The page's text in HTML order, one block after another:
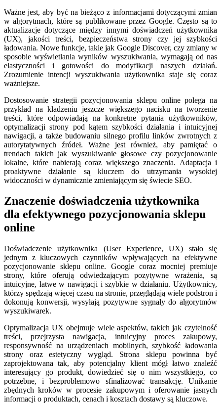
Ważne jest, aby być na bieżąco z informacjami dotyczącymi zmian
w algorytmach, które są publikowane przez Google. Często są to
aktualizacje dotyczące między innymi doświadczeń użytkownika
(UX), jakości treści, bezpieczeństwa strony czy jej szybkości
ładowania. Nowe funkcje, takie jak Google Discover, czy zmiany w
sposobie wyświetlania wyników wyszukiwania, wymagają od nas
elastyczności i gotowości do modyfikacji naszych działań.
Zrozumienie intencji wyszukiwania użytkownika staje się coraz
ważniejsze.
Dostosowanie strategii pozycjonowania sklepu online polega na
przykład na kładzeniu jeszcze większego nacisku na tworzenie
treści, które odpowiadają na konkretne pytania użytkowników,
optymalizacji strony pod kątem szybkości działania i intuicyjnej
nawigacji, a także budowaniu silnego profilu linków zwrotnych z
autorytatywnych źródeł. Ważne jest również, aby pamiętać o
trendach takich jak wyszukiwanie głosowe czy pozycjonowanie
lokalne, które nabierają coraz większego znaczenia. Adaptacja i
proaktywne działanie są kluczem do utrzymania wysokiej
widoczności w dynamicznie zmieniającym się świecie SEO.
Znaczenie doświadczenia użytkownika
dla efektywnego pozycjonowania sklepu
online
Doświadczenie użytkownika (User Experience, UX) stało się
jednym z kluczowych czynników wpływających na efektywne
pozycjonowanie sklepu online. Google coraz mocniej premiuje
strony, które oferują odwiedzającym pozytywne wrażenia, są
intuicyjne, łatwe w nawigacji i szybkie w działaniu. Użytkownicy,
którzy spędzają więcej czasu na stronie, przeglądają wiele podstron i
dokonują konwersji, wysyłają pozytywne sygnały do algorytmów
wyszukiwarek.
Optymalizacja UX obejmuje wiele aspektów, takich jak czytelność
treści, przejrzysta nawigacja, intuicyjny proces zakupowy,
responsywność na urządzeniach mobilnych, szybkość ładowania
strony oraz estetyczny wygląd. Strona sklepu powinna być
zaprojektowana tak, aby potencjalny klient mógł łatwo znaleźć
interesujący go produkt, dowiedzieć się o nim wszystkiego, co
potrzebne, i bezproblemowo sfinalizować transakcję. Unikanie
zbędnych kroków w procesie zakupowym i oferowanie jasnych
informacji o produktach, cenach i kosztach dostawy są kluczowe.